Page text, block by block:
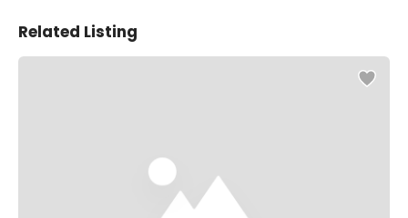
Related Listing